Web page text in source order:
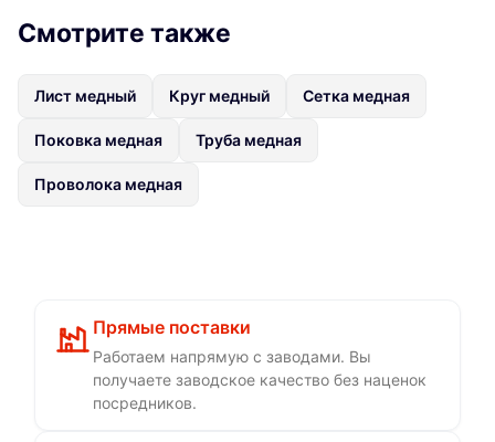
Смотрите также
Лист медный Круг медный Сетка медная
Поковка медная Труба медная
Проволока медная
Прямые поставки
Работаем напрямую с заводами. Вы
получаете заводское качество без наценок
посредников.